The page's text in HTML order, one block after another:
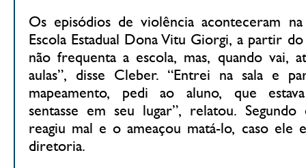
Os episódios de violência aconteceram
Escola Estadual Dona Vitu Giorgi, a partir
não frequenta a escola, mas, quando vai,
aulas”, disse Cleber. “Entrei na sala e
mapeamento, pedi ao aluno, que
sentasse em seu lugar”, relatou.
reagiu mal e o ameaçou matá-lo, caso ele
diretoria.